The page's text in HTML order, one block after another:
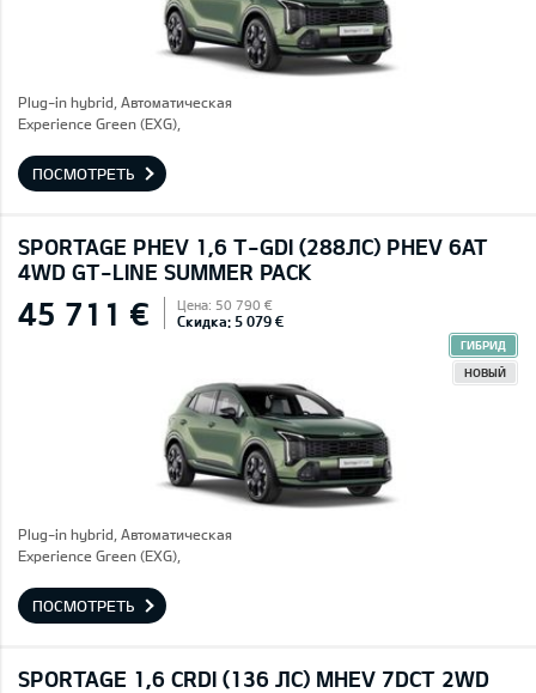
Plug-in hybrid, Автоматическая
Experience Green (EXG),
ПОСМОТРЕТЬ
SPORTAGE PHEV 1,6 T-GDI (288ЛС) PHEV 6AT
4WD GT-LINE SUMMER PACK
45 711 € Цена: 50 790 €
Скидка: 5 079 €
ГИБРИД
НОВЫЙ
Plug-in hybrid, Автоматическая
Experience Green (EXG),
ПОСМОТРЕТЬ
SPORTAGE 1,6 CRDI (136 ЛС) MHEV 7DCT 2WD